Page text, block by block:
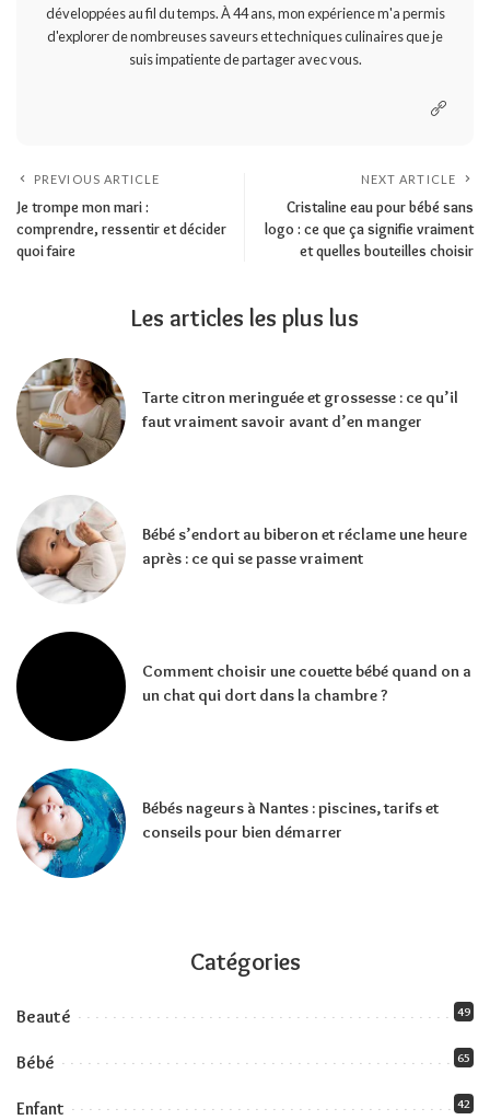
développées au fil du temps. À 44 ans, mon expérience m'a permis
d'explorer de nombreuses saveurs et techniques culinaires que je
suis impatiente de partager avec vous.
PREVIOUS ARTICLE
Je trompe mon mari :
comprendre, ressentir et décider
quoi faire
NEXT ARTICLE
Cristaline eau pour bébé sans
logo : ce que ça signifie vraiment
et quelles bouteilles choisir
Les articles les plus lus
Tarte citron meringuée et grossesse : ce qu’il
faut vraiment savoir avant d’en manger
Bébé s’endort au biberon et réclame une heure
après : ce qui se passe vraiment
Comment choisir une couette bébé quand on a
un chat qui dort dans la chambre ?
Bébés nageurs à Nantes : piscines, tarifs et
conseils pour bien démarrer
Catégories
Beauté 49
Bébé 65
Enfant 42